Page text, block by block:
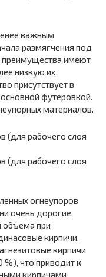
важным
размягчения под
преимущества имеют
низкую их
присутствует в
основной футеровкой.
материалов.
огнеупоров
очень дорогие.
объема при
кирпичи,
кирпичи
что приводит к
кирпичами.